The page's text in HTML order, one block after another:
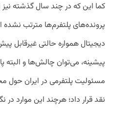
کما این که در چند سال گذشته
پرونده‌های پلتفرم‌ها مترتب
دیجیتال همواره حالتی غیرقابل
پیشینه، می‌توان چالش‌ها و البته
مسئولیت پلتفرمی در ایران حول
نقد قرار داد؛ هرچند این موارد در